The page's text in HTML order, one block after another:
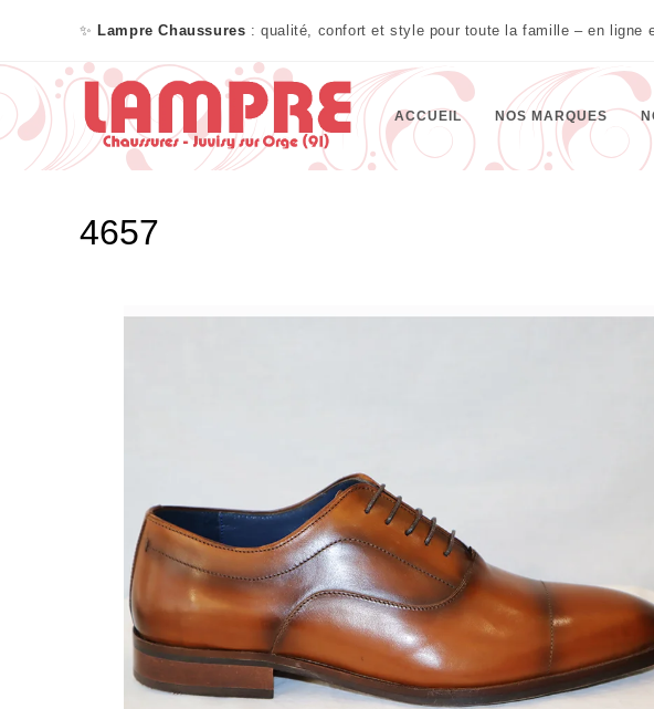
✨ Lampre Chaussures : qualité, confort et style pour toute la famille – en ligne
ACCUEIL NOS MARQUES
4657